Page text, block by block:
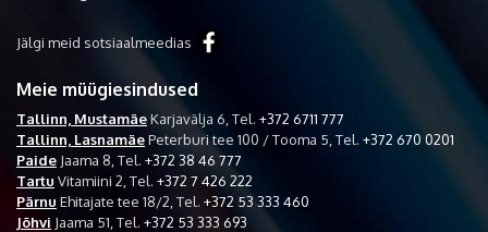
Jälgi meid sotsiaalmeedias
Meie müügiesindused
Tallinn, MustamäeKarjavälja 6, Tel. +372 6711 777
Tallinn, LasnamäePeterburi tee 100 / Tooma 5, Tel. +372 670 0201
Paide Jaama 8, Tel. +372 38 46 777
Tartu Vitamiini 2, Tel. +372 7 426 222
Pärnu Ehitajate tee 18/2, Tel. +372 53 333 460
Jõhvi Jaama 51, Tel. +372 53 333 693